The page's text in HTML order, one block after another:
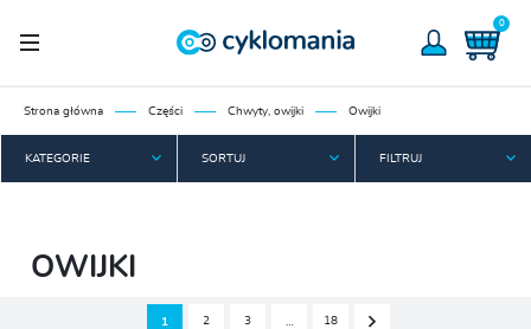
0
Strona główna Części Chwyty, owijki Owijki
KATEGORIE SORTUJ FILTRUJ
OWIJKI
1 2 3 18